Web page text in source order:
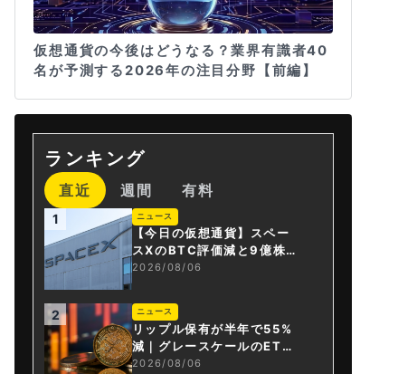
仮想通貨の今後はどうなる？業界有識者40
名が予測する2026年の注目分野【前編】
ランキング
直近 週間 有料
1 ニュース
【今日の仮想通貨】スペー
スXのBTC評価減と9億株の
解禁。208億円相当のBTC
が盗難
2026/08/06
2 ニュース
リップル保有が半年で55%
減｜グレースケールのET
F、純資産1.6億ドル減
2026/08/06